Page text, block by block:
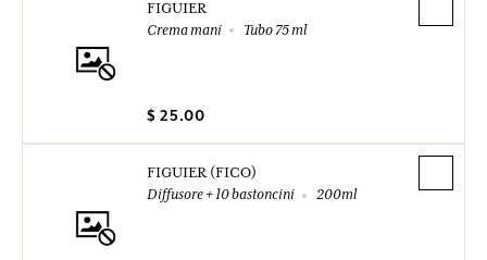
FIGUIER
Crema mani
Tubo 75 ml
$ 25.00
FIGUIER (FICO)
Diffusore + 10 bastoncini
200ml